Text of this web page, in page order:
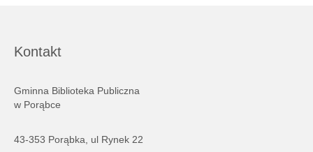
Kontakt
Gminna Biblioteka Publiczna
w Porąbce
43-353 Porąbka, ul Rynek 22